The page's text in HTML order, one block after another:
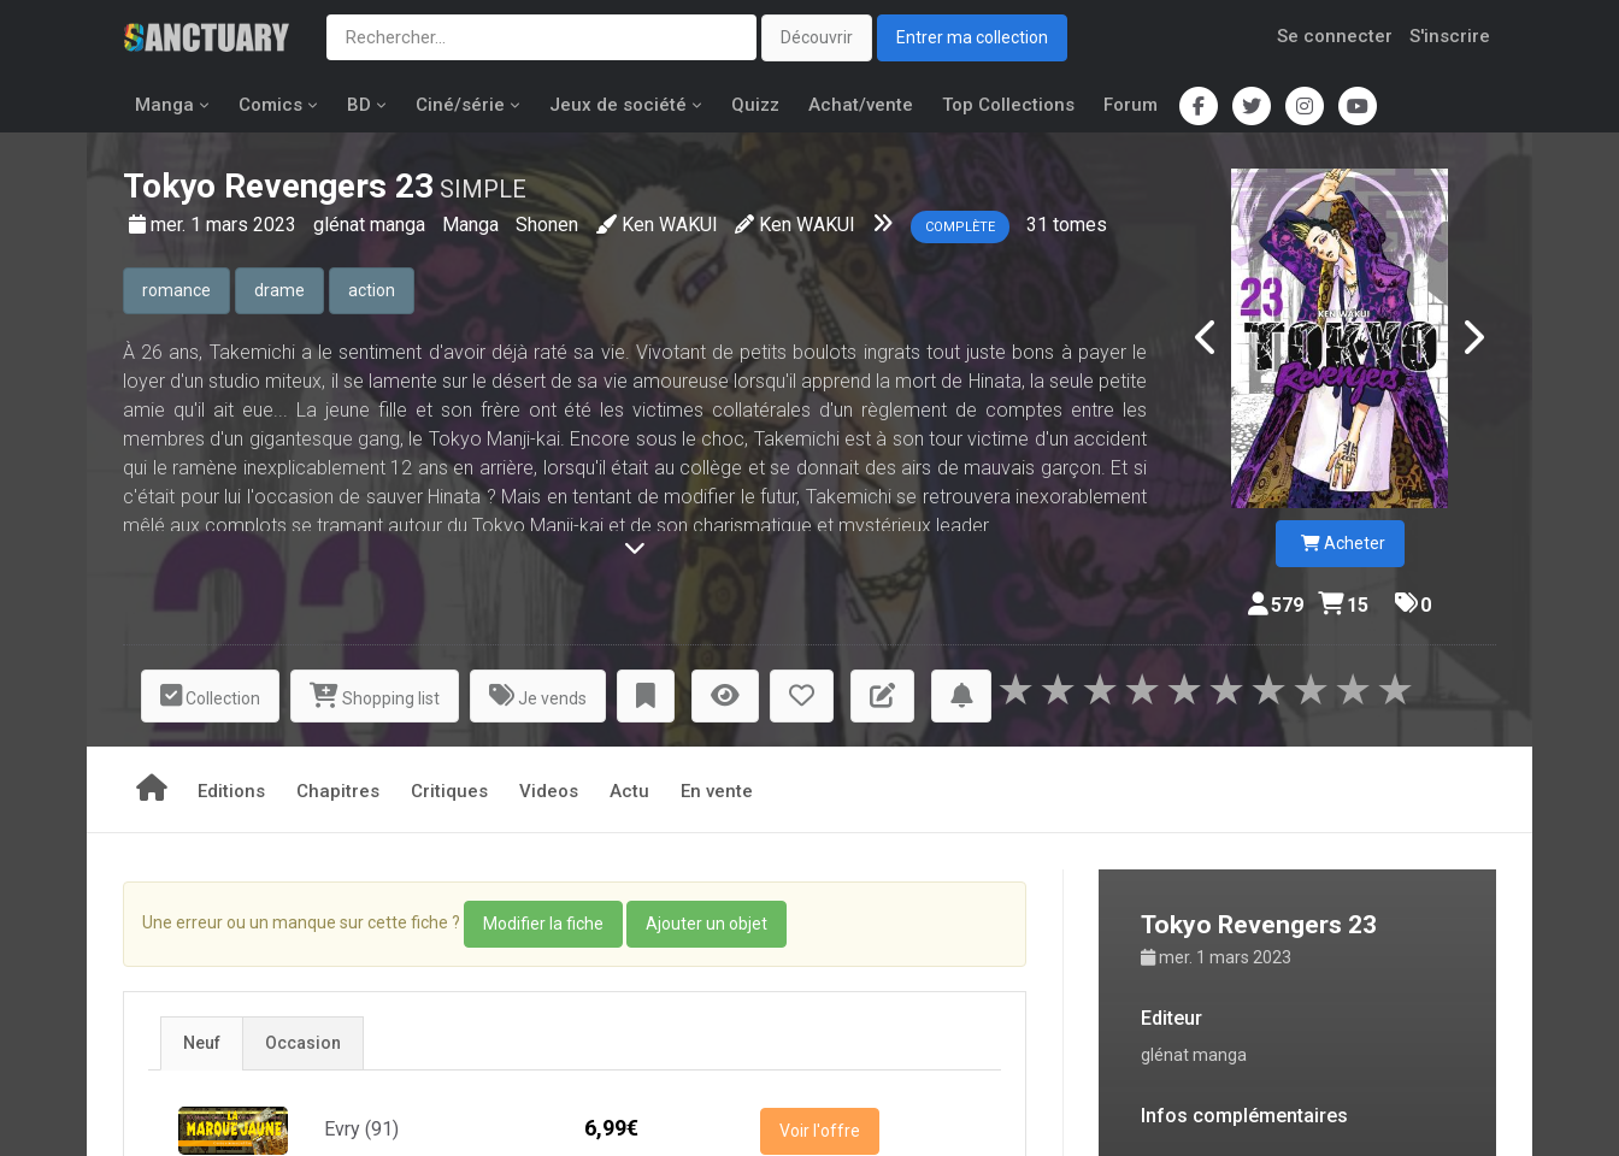
Découvrir Entrer ma collection Se connecter S'inscrire
Manga Comics BD Ciné/série Jeux de société Quizz Achat/vente Top Collections Forum
Tokyo Revengers 23 SIMPLE
mer. 1 mars 2023 glénat manga Manga Shonen Ken WAKUI Ken WAKUI COMPLÈTE 31 tomes
romance drame action
À 26 ans, Takemichi a le sentiment d'avoir déjà raté sa vie. Vivotant de petits boulots ingrats tout juste bons à payer le
loyer d'un studio miteux, il se lamente sur le désert de sa vie amoureuse lorsqu'il apprend la mort de Hinata, la seule petite
amie qu'il ait eue... La jeune fille et son frère ont été les victimes collatérales d'un règlement de comptes entre les
membres d'un gigantesque gang, le Tokyo Manji-kai. Encore sous le choc, Takemichi est à son tour victime d'un accident
qui le ramène inexplicablement 12 ans en arrière, lorsqu'il était au collège et se donnait des airs de mauvais garçon. Et si
c'était pour lui l'occasion de sauver Hinata ? Mais en tentant de modifier le futur, Takemichi se retrouvera inexorablement
mêlé aux complots se tramant autour du Tokyo Manji-kai et de son charismatique et mystérieux leader…
Acheter
579 15 0
Collection Shopping list Je vends ★
★
★
★
★
★
★
★
★
★
Editions Chapitres Critiques Videos Actu En vente
Une erreur ou un manque sur cette fiche ? Modifier la fiche Ajouter un objet
Neuf Occasion
Evry (91) 6,99€ Voir l'offre
Tokyo Revengers 23
mer. 1 mars 2023
Editeur
glénat manga
Infos complémentaires